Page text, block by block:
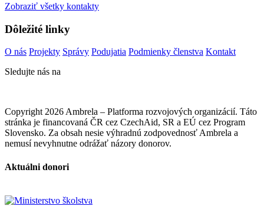
Zobraziť všetky kontakty
Dôležité linky
O nás Projekty Správy Podujatia Podmienky členstva Kontakt
Sledujte nás na
Copyright 2026 Ambrela – Platforma rozvojových organizácií. Táto
stránka je financovaná ČR cez CzechAid, SR a EÚ cez Program
Slovensko. Za obsah nesie výhradnú zodpovednosť Ambrela a
nemusí nevyhnutne odrážať názory donorov.
Aktuálni donori